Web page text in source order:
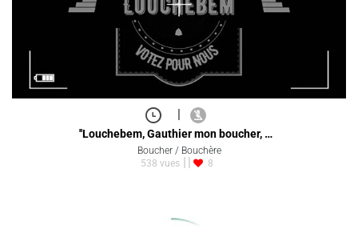
''Louchebem, Gauthier mon boucher, …
Boucher / Bouchère
538 vues
8